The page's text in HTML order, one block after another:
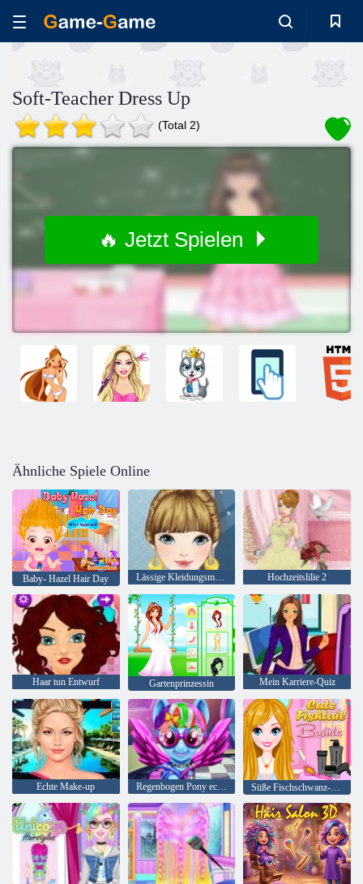
Soft-Teacher Dress Up
(Total 2)
🔥 Jetzt Spielen
Ähnliche Spiele Online
Baby- Hazel Hair Day Lässige Kleidungsmode Hochzeitslilie 2
Haar tun Entwurf Gartenprinzessin Mein Karriere-Quiz
Echte Make-up Regenbogen Pony echte Frisuren Süße Fischschwanz-Zöpfe